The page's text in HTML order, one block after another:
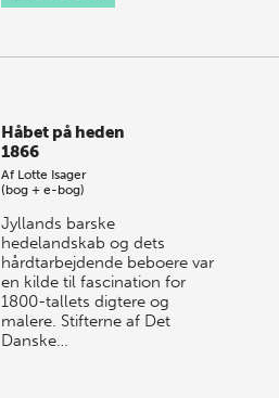
Håbet på heden
1866
Af Lotte Isager
(bog + e-bog)
Jyllands barske
hedelandskab og dets
hårdtarbejdende beboere var
en kilde til fascination for
1800-tallets digtere og
malere. Stifterne af Det
Danske…